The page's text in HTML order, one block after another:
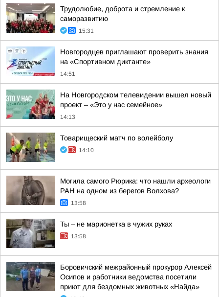
Трудолюбие, доброта и стремление к
саморазвитию
15:31
Новгородцев приглашают проверить знания
на «Спортивном диктанте»
14:51
На Новгородском телевидении вышел новый
проект – «Это у нас семейное»
14:13
Товарищеский матч по волейболу
14:10
Могила самого Рюрика: что нашли археологи
РАН на одном из берегов Волхова?
13:58
Ты – не марионетка в чужих руках
13:58
Боровичский межрайонный прокурор Алексей
Осипов и работники ведомства посетили
приют для бездомных животных «Найда»